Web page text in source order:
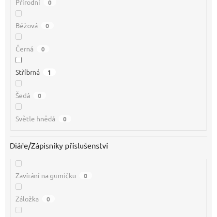
Přírodní 0
Béžová 0
Černá 0
Stříbrná 1
Šedá 0
Světle hnědá 0
Diáře/Zápisníky příslušenství
Zavírání na gumičku 0
Záložka 0